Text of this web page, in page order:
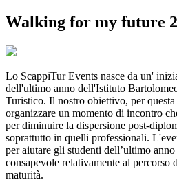
Walking for my future
Lo ScappiTur Events nasce da un'
dell'ultimo anno dell'Istituto
Turistico. Il nostro obiettivo, per
organizzare un momento di incontro
per diminuire la dispersione post-
soprattutto in quelli professionali.
per aiutare gli studenti dell’ultimo
consapevole relativamente al percorso
maturità.